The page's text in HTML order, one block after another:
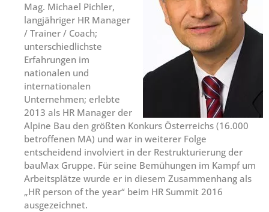
Mag. Michael Pichler,
langjähriger HR Manager
/ Trainer / Coach;
unterschiedlichste
Erfahrungen im
nationalen und
internationalen
Unternehmen; erlebte
2013 als HR Manager der
Alpine Bau den größten Konkurs Österreichs (16.000
betroffenen MA) und war in weiterer Folge
entscheidend involviert in der Restrukturierung der
bauMax Gruppe. Für seine Bemühungen im Kampf um
Arbeitsplätze wurde er in diesem Zusammenhang als
„HR person of the year“ beim HR Summit 2016
ausgezeichnet.